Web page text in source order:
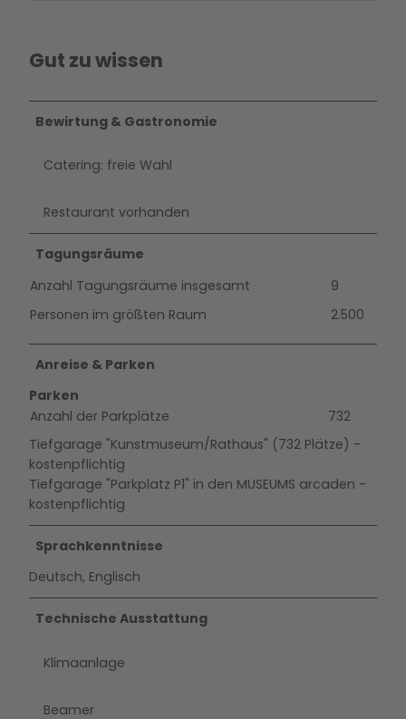
Gut zu wissen
Bewirtung & Gastronomie
Catering: freie Wahl
Restaurant vorhanden
Tagungsräume
Anzahl Tagungsräume insgesamt
9
Personen im größten Raum
2.500
Anreise & Parken
Parken
Anzahl der Parkplätze
732
Tiefgarage "Kunstmuseum/Rathaus" (732 Plätze) -
kostenpflichtig
Tiefgarage "Parkplatz P1" in den MUSEUMS arcaden -
kostenpflichtig
Sprachkenntnisse
Deutsch, Englisch
Technische Ausstattung
Klimaanlage
Beamer